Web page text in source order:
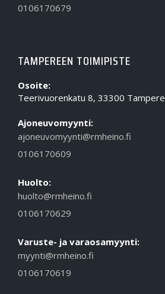
0106170679
TAMPEREEN TOIMIPISTE
Osoite:
Teerivuorenkatu 8, 33300 Tampere
Ajoneuvomyynti:
ajoneuvomyynti@rmheino.fi
0106170609
Huolto:
huolto@rmheino.fi
0106170629
Varuste- ja varaosamyynti:
myynti@rmheino.fi
0106170619